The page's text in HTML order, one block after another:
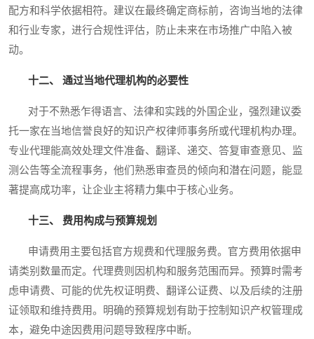
配方和科学依据相符。建议在最终确定商标前，咨询当地的法律
和行业专家，进行合规性评估，防止未来在市场推广中陷入被
动。
十二、 通过当地代理机构的必要性
对于不熟悉乍得语言、法律和实践的外国企业，强烈建议委
托一家在当地信誉良好的知识产权律师事务所或代理机构办理。
专业代理能高效处理文件准备、翻译、递交、答复审查意见、监
测公告等全流程事务，他们熟悉审查员的倾向和潜在问题，能显
著提高成功率，让企业主将精力集中于核心业务。
十三、 费用构成与预算规划
申请费用主要包括官方规费和代理服务费。官方费用依据申
请类别数量而定。代理费则因机构和服务范围而异。预算时需考
虑申请费、可能的优先权证明费、翻译公证费、以及后续的注册
证领取和维持费用。明确的预算规划有助于控制知识产权管理成
本，避免中途因费用问题导致程序中断。